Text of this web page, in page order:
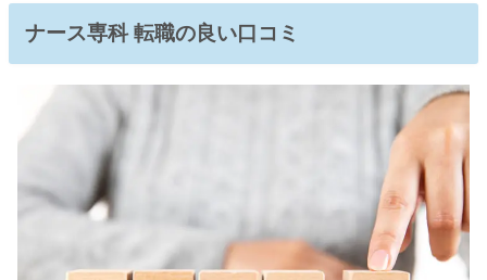
ナース専科 転職の良い口コミ